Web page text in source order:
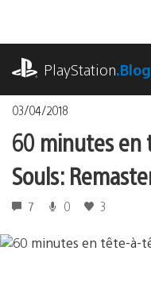
contenu
PlayStation.Blog
03/04/2018
60 minutes en
Souls:
7 0 3